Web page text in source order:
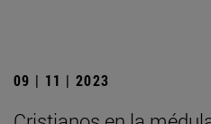
09 | 11 | 2023